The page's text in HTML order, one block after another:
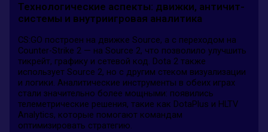
Технологические аспекты: движки, античит-
системы и внутриигровая аналитика
CS:GO построен на движке Source, а с переходом на
Counter-Strike 2 — на Source 2, что позволило улучшить
тикрейт, графику и сетевой код. Dota 2 также
использует Source 2, но с другим стеком визуализации
и логики. Аналитические инструменты в обеих играх
стали значительно более мощными: появились
телеметрические решения, такие как DotaPlus и HLTV
Analytics, которые помогают командам
оптимизировать стратегию.